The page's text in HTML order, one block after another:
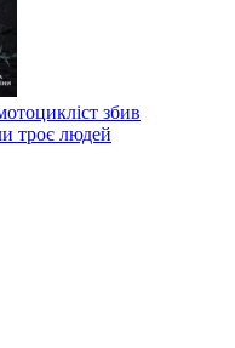
збив
троє людей